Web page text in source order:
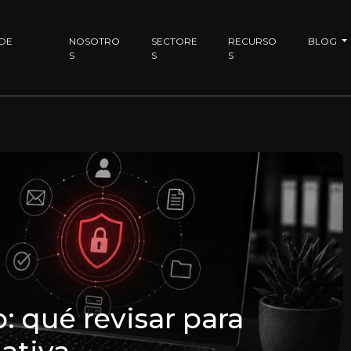
NOSOTRO
S
SECTORE
S
RECURSO
S
BLOG
qué revisar para